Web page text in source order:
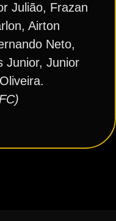
Julião, Frazan
Airton
Neto,
Junior, Junior